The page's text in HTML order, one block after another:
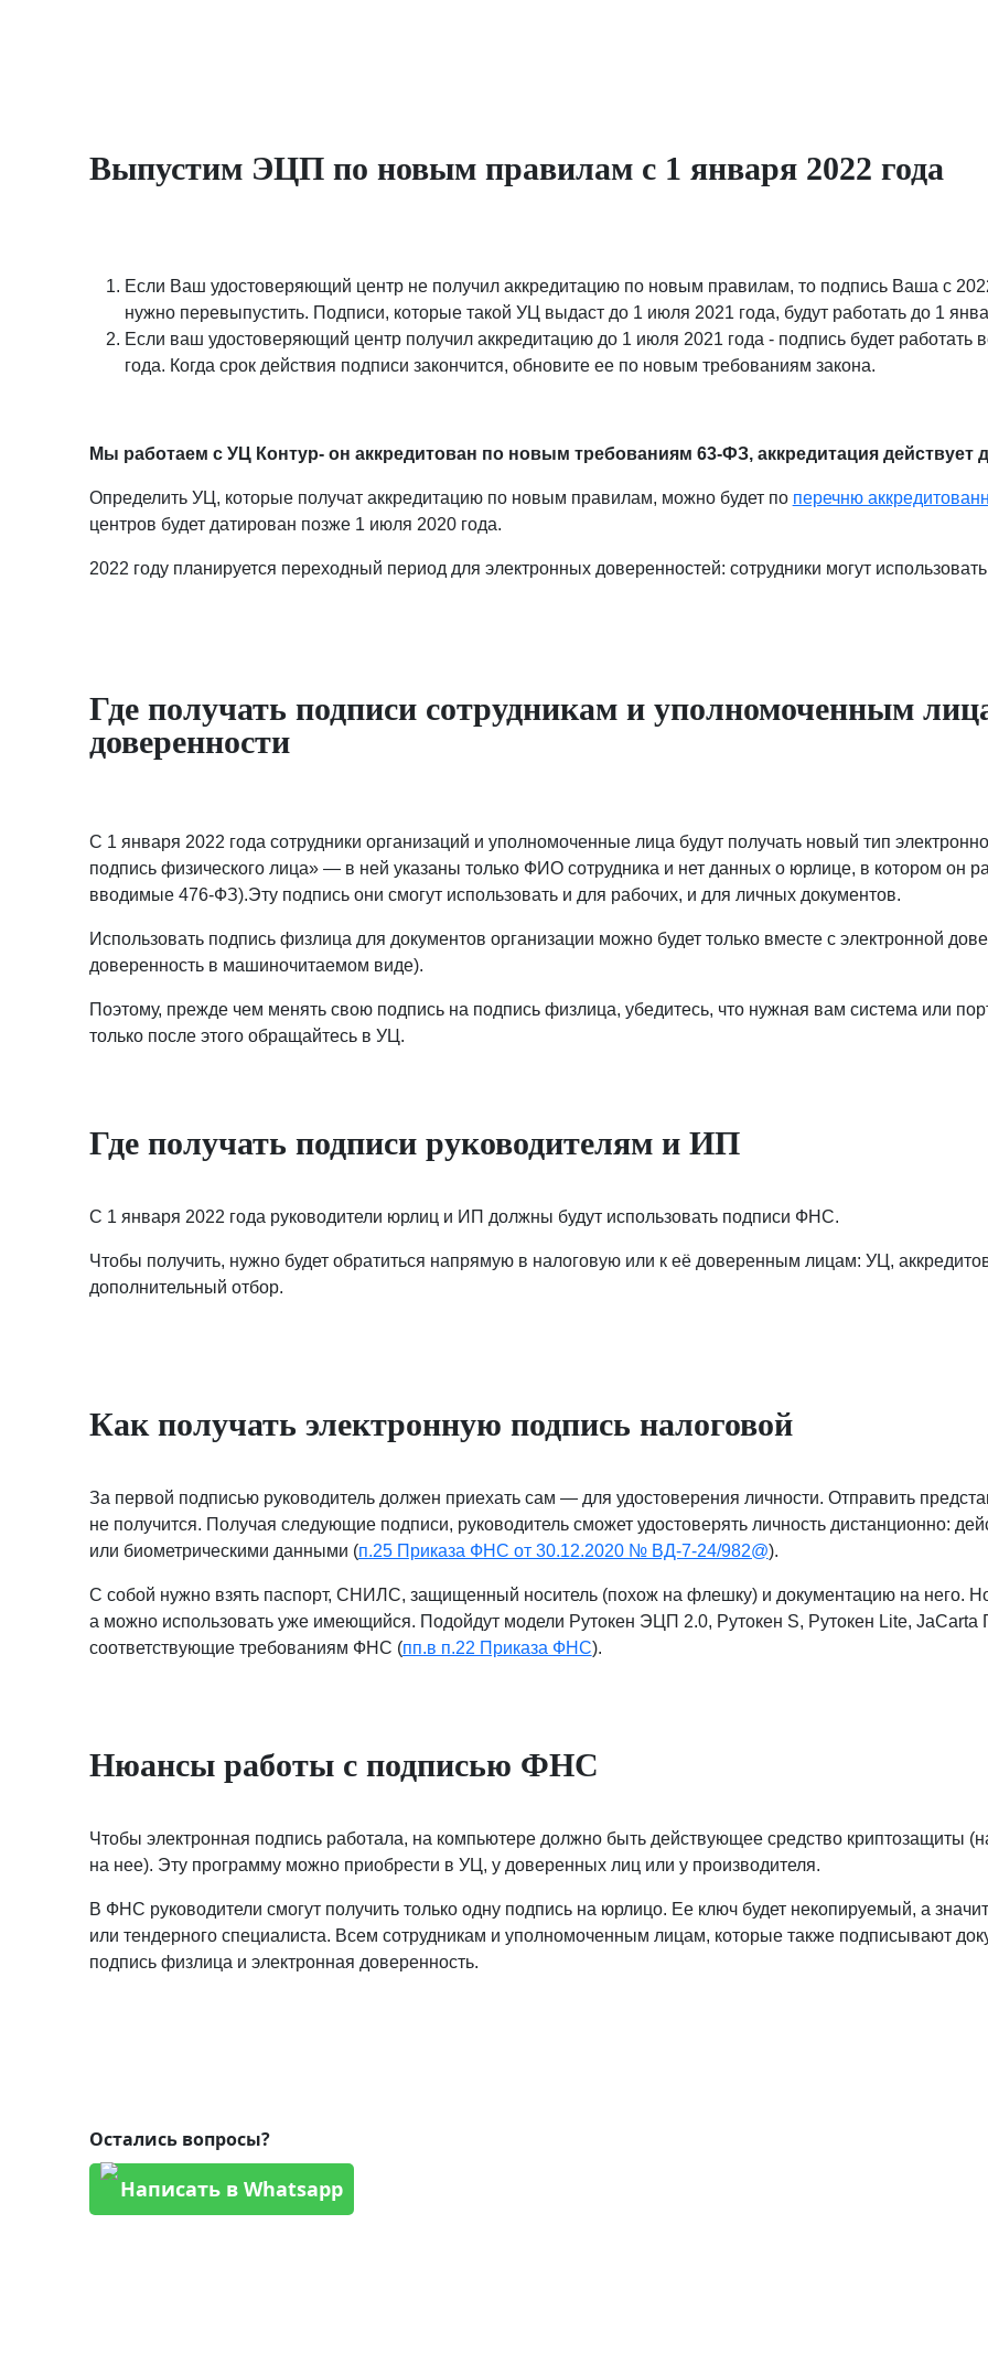
Выпустим ЭЦП по новым правилам с 1 января 2022 года
Если Ваш удостоверяющий центр не получил аккредитацию по новым правилам, то подпись Ваша с
нужно перевыпустить. Подписи, которые такой УЦ выдаст до 1 июля 2021 года, будут работать до 1
Если ваш удостоверяющий центр получил аккредитацию до 1 июля 2021 года - подпись будет работать
года. Когда срок действия подписи закончится, обновите ее по новым требованиям закона.
Мы работаем с УЦ Контур- он аккредитован по новым требованиям 63-ФЗ, аккредитация действует
Определить УЦ, которые получат аккредитацию по новым правилам, можно будет по перечню
центров будет датирован позже 1 июля 2020 года.
2022 году планируется переходный период для электронных доверенностей: сотрудники могут
Где получать подписи сотрудникам и уполномоченным
доверенности
С 1 января 2022 года сотрудники организаций и уполномоченные лица будут получать новый тип
подпись физического лица» — в ней указаны только ФИО сотрудника и нет данных о юрлице, в котором он
вводимые 476-ФЗ).Эту подпись они смогут использовать и для рабочих, и для личных документов.
Использовать подпись физлица для документов организации можно будет только вместе с электронной
доверенность в машиночитаемом виде).
Поэтому, прежде чем менять свою подпись на подпись физлица, убедитесь, что нужная вам система или
только после этого обращайтесь в УЦ.
Где получать подписи руководителям и ИП
С 1 января 2022 года руководители юрлиц и ИП должны будут использовать подписи ФНС.
Чтобы получить, нужно будет обратиться напрямую в налоговую или к её доверенным лицам: УЦ,
дополнительный отбор.
Как получать электронную подпись налоговой
За первой подписью руководитель должен приехать сам — для удостоверения личности. Отправить
не получится. Получая следующие подписи, руководитель сможет удостоверять личность дистанционно:
или биометрическими данными (п.25 Приказа ФНС от 30.12.2020 № ВД-7-24/982@).
С собой нужно взять паспорт, СНИЛС, защищенный носитель (похож на флешку) и документацию на него.
а можно использовать уже имеющийся. Подойдут модели Рутокен ЭЦП 2.0, Рутокен S, Рутокен Lite, JaCarta
соответствующие требованиям ФНС (пп.в п.22 Приказа ФНС).
Нюансы работы с подписью ФНС
Чтобы электронная подпись работала, на компьютере должно быть действующее средство криптозащиты
на нее). Эту программу можно приобрести в УЦ, у доверенных лиц или у производителя.
В ФНС руководители смогут получить только одну подпись на юрлицо. Ее ключ будет некопируемый, а
или тендерного специалиста. Всем сотрудникам и уполномоченным лицам, которые также подписывают
подпись физлица и электронная доверенность.
Остались вопросы?
Написать в Whatsapp